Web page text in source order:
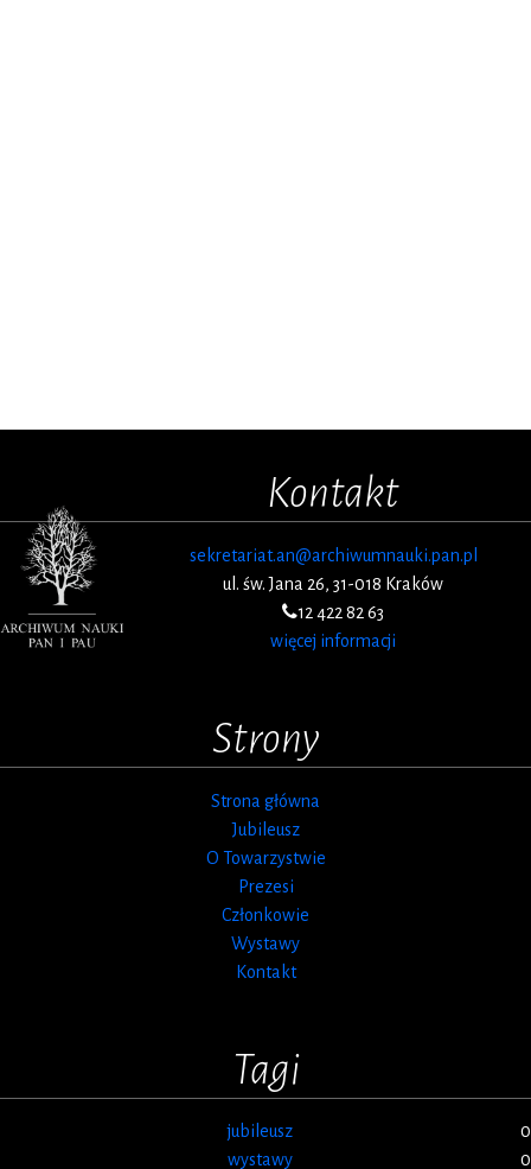
Kontakt
sekretariat.an@archiwumnauki.pan.pl
ul. św. Jana 26, 31-018 Kraków
12 422 82 63
więcej informacji
Strony
Strona główna
Jubileusz
O Towarzystwie
Prezesi
Członkowie
Wystawy
Kontakt
Tagi
jubileusz
0
wystawy
0